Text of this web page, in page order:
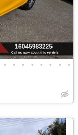
• • • • • • • •